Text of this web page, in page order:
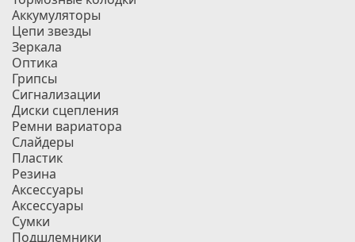
Аккумуляторы
Цепи звезды
Зеркала
Оптика
Грипсы
Сигнализации
Диски сцепления
Ремни вариатора
Слайдеры
Пластик
Резина
Аксессуары
Аксессуары
Сумки
Подшлемники